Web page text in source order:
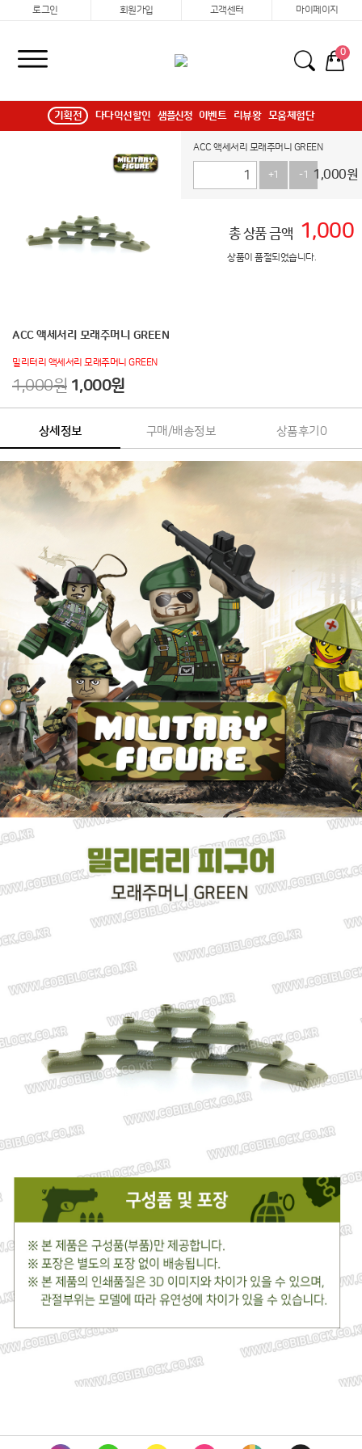
로그인 회원가입 고객센터 마이페이지
0
기획전 다다익선할인 샘플신청 이벤트 리뷰왕 모움체험단
ACC 액세서리 모래주머니 GREEN
밀리터리 액세서리 모래주머니 GREEN
1,000원 1,000원
ACC 액세서리 모래주머니 GREEN
+1 -1 1,000원
총 상품 금액 1,000
상품이 품절되었습니다.
상세정보 구매/배송정보 상품후기 0